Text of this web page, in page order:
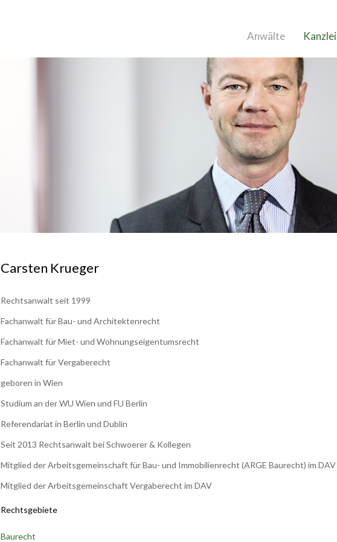
Anwälte Kanzlei
Carsten Krueger
Rechtsanwalt seit 1999
Fachanwalt für Bau- und Architektenrecht
Fachanwalt für Miet- und Wohnungseigentumsrecht
Fachanwalt für Vergaberecht
geboren in Wien
Studium an der WU Wien und FU Berlin
Referendariat in Berlin und Dublin
Seit 2013 Rechtsanwalt bei Schwoerer & Kollegen
Mitglied der Arbeitsgemeinschaft für Bau- und Immobilienrecht (ARGE Baurecht) im DAV
Mitglied der Arbeitsgemeinschaft Vergaberecht im DAV
Rechtsgebiete
Baurecht